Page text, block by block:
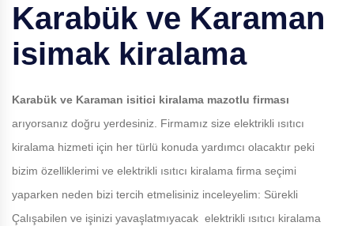
Karabük ve Karaman
isimak kiralama
Karabük ve Karaman isitici kiralama mazotlu firması
arıyorsanız doğru yerdesiniz. Firmamız size elektrikli ısıtıcı
kiralama hizmeti için her türlü konuda yardımcı olacaktır peki
bizim özelliklerimi ve elektrikli ısıtıcı kiralama firma seçimi
yaparken neden bizi tercih etmelisiniz inceleyelim: Sürekli
Çalışabilen ve işinizi yavaşlatmıyacak elektrikli ısıtıcı kiralama